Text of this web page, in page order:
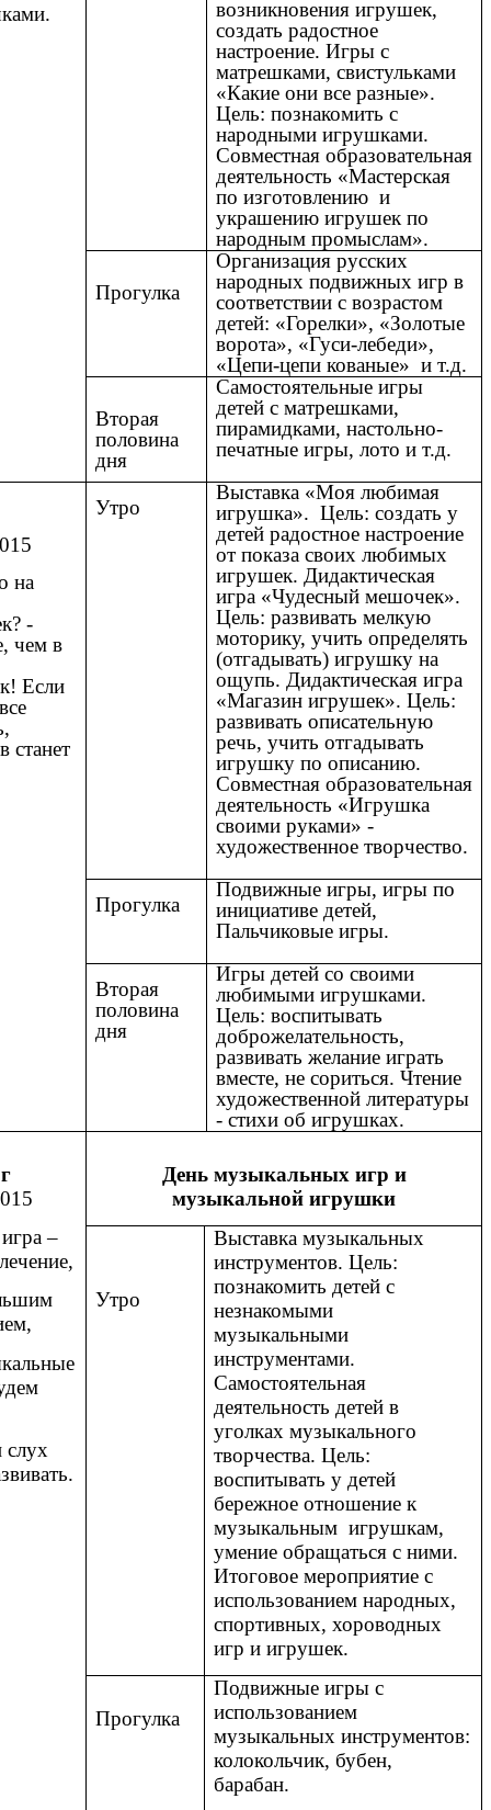
возникновения игрушек,
создать радостное
настроение. Игры с
матрешками, свистульками
«Какие они все разные».
Цель: познакомить с
народными игрушками.
Совместная образовательная
деятельность «Мастерская
по изготовлению и
украшению игрушек по
народным промыслам».
Прогулка
Организация русских
народных подвижных игр в
соответствии с возрастом
детей: «Горелки», «Золотые
ворота», «Гуси-лебеди»,
«Цепи-цепи кованые» и т.д.
Вторая
половина
дня
Самостоятельные игры
детей с матрешками,
пирамидками, настольно-
печатные игры, лото и т.д.
на
-
чем в
Если
станет
Утро
Выставка «Моя любимая
игрушка». Цель: создать у
детей радостное настроение
от показа своих любимых
игрушек. Дидактическая
игра «Чудесный мешочек».
Цель: развивать мелкую
моторику, учить определять
(отгадывать) игрушку на
ощупь. Дидактическая игра
«Магазин игрушек». Цель:
развивать описательную
речь, учить отгадывать
игрушку по описанию.
Совместная образовательная
деятельность «Игрушка
своими руками» -
художественное творчество.
Прогулка
Подвижные игры, игры по
инициативе детей,
Пальчиковые игры.
Вторая
половина
дня
Игры детей со своими
любимыми игрушками.
Цель: воспитывать
доброжелательность,
развивать желание играть
вместе, не сориться. Чтение
художественной литературы
- стихи об игрушках.
–
слух
День музыкальных игр и
музыкальной игрушки
Утро
Выставка музыкальных
инструментов. Цель:
познакомить детей с
незнакомыми
музыкальными
инструментами.
Самостоятельная
деятельность детей в
уголках музыкального
творчества. Цель:
воспитывать у детей
бережное отношение к
музыкальным игрушкам,
умение обращаться с ними.
Итоговое мероприятие с
использованием народных,
спортивных, хороводных
игр и игрушек.
Прогулка
Подвижные игры с
использованием
музыкальных инструментов:
колокольчик, бубен,
барабан.